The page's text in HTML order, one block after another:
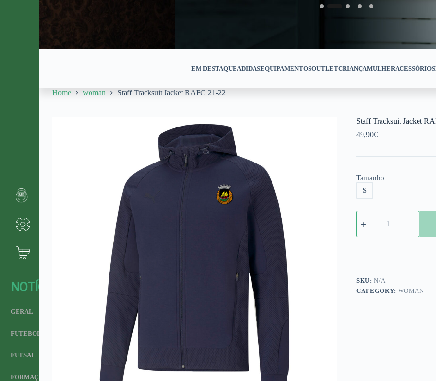
NOTÍCIAS
GERAL
FUTEBOL
FUTSAL
FORMAÇÃO
EM DESTAQUEADIDASEQUIPAMENTOSOUTLETCRIANÇAMULHERACESSÓRIOS
Home woman Staff Tracksuit Jacket RAFC 21-22
Staff Tracksuit Jacket
49,90€
Tamanho
S
Staff
Tracksuit
RAFC
SKU:N/A
CATEGORY: WOMAN